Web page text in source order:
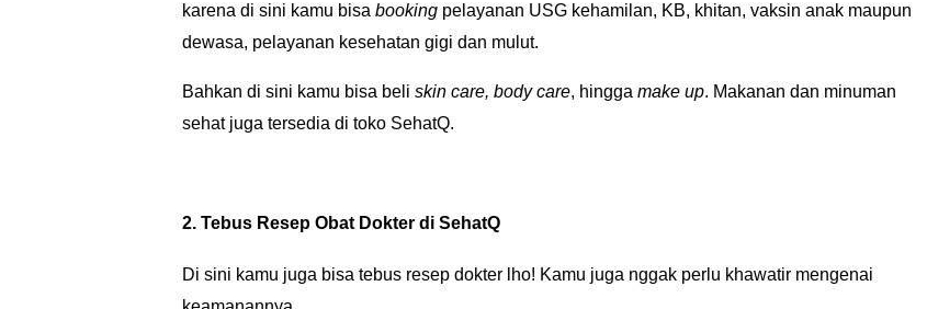
karena di sini kamu bisa booking pelayanan USG kehamilan, KB, khitan, vaksin anak maupun
dewasa, pelayanan kesehatan gigi dan mulut.
Bahkan di sini kamu bisa beli skin care, body care, hingga make up. Makanan dan minuman
sehat juga tersedia di toko SehatQ.
2. Tebus Resep Obat Dokter di SehatQ
Di sini kamu juga bisa tebus resep dokter lho! Kamu juga nggak perlu khawatir mengenai